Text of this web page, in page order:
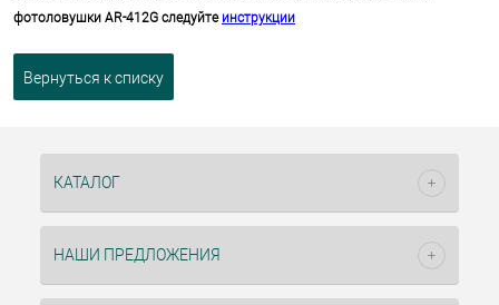
фотоловушки AR-412G следуйте инструкции
Вернуться к списку
КАТАЛОГ
НАШИ ПРЕДЛОЖЕНИЯ